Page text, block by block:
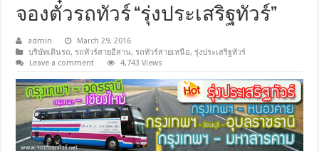
จองตั๋วรถทัวร์ “รุ่งประเสริฐทัวร์”
admin
March 29, 2016
บริษัทเดินรถ, รถทัวร์สายอีสาน, รถทัวร์สายเหนือ, รุ่งประเสริฐทัวร์
Leave a comment
4,743 Views